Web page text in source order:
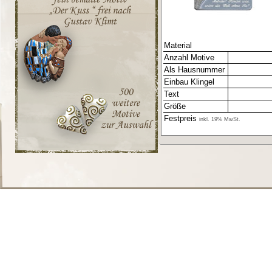
Material
Anzahl Motive
Als Hausnummer
Einbau Klingel
Text
Größe
Festpreis inkl. 19% MwSt.